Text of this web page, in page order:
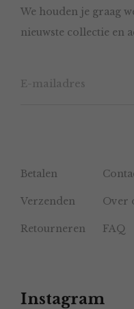
worden
op
productpagina
We houden je graag
nieuwste collectie en
Betalen
Verzenden Over
Retourneren FAQ
Instagram